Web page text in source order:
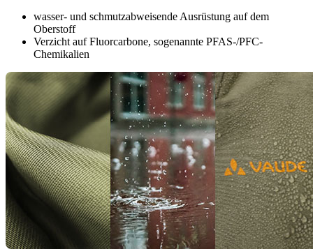
wasser- und schmutzabweisende Ausrüstung auf dem
Oberstoff
Verzicht auf Fluorcarbone, sogenannte PFAS-/PFC-
Chemikalien